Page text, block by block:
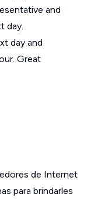
and
day.
day and
Great
de Internet
para brindarles